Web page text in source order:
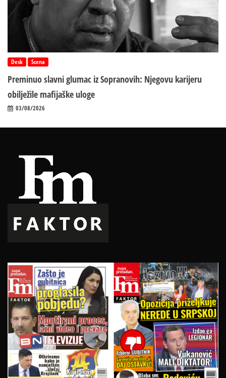
Desk Scena
Preminuo slavni glumac iz Sopranovih: Njegovu karijeru
obilježile mafijaške uloge
03/08/2026